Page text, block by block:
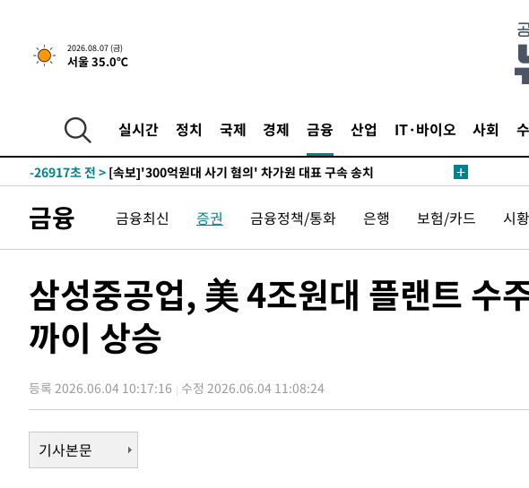
2026.08.07 (금)
서울 35.0℃
실시간 정치 국제 경제 금융 산업 IT·바이오 사회
-10003초 전 >[속보] 뉴욕증시, 일제 하락 마감…나스닥 0.06%↓
-31067초 전 >
[속보]종합특검, '관저이전 봐주기 감사' 유병호 구속기소
-27667초 전 >
-26917초 전 > [속보]'300억원대 사기 혐의' 차가원 대표 구속 송치
-24624초 전 >
[속보]경찰·노동부, HL만도 평택사업장 끼임 사망 관련 압수수색
-24505초 전 >[속보]합수본, '투표율 허위 입력' 중앙·서울·경기도 선관위 등 9곳
-24056초 전 >[속보]삼성전자·SK하이닉스 동반 강보합…1%대 상승 출발
-24042초 전 > [속보]코스닥, 5.95포인트(0.74%) 상승한 807.62개장
-24010초 전 >[속보]코스피, 6300선 재탈환…1.09% 오른 6365.07 개장
태
-20473초 전 >입추에도 극한더위…서울 낮 39도 '폭염중대경보'
례 큰 폭발음
-14152초 전 >
[속보]美, 폴리실리콘 수입 규제…파생제품 15% 관세, 120일 후
발효
-12303초 전 >[속보]트럼프, 美 원정출산 금지 행정명령 서명
금융 금융최신 증권 금융정책/통화 은행 보험/카드 시
삼성중공업, 美 4조원대 플랜트
까이 상승
등록 2026.06.04 10:17:16 수정 2026.06.04 11:08:24
기사본문